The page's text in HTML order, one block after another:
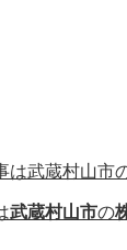
武蔵村山市の